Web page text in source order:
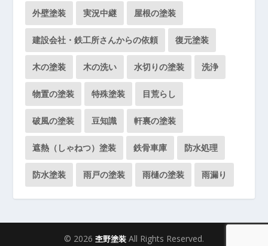
外壁塗装 実況中継 屋根の塗装
建設会社・鉄工所さんからの依頼 復元塗装
木の塗装 木の洗い 水切りの塗装 洗浄
物置の塗装 特殊塗装 目荒らし
破風の塗装 豆知識 軒裏の塗装
遮熱（しゃねつ）塗装 鉄骨車庫 防水処理
防水塗装 雨戸の塗装 雨樋の塗装 雨漏り
© 2026 杢野塗装 All Rights Reserved.